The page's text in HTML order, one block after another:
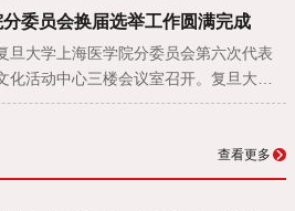
朋友的健康保驾护航。随后，复旦上
本次讲座的主讲嘉宾——复旦大学附属
妍。讲座期间，沈子妍医生依托深厚的
围绕老年肾脏病的常见病因、早期症
学的护肾理念与实用的健康管理方法。
侨界人士与老年居民参与。复旦上医侨
院党委统战部副部长曹育玲等受邀出
委员会换届选举工作圆满完成
旦大学上海医学院分委员会第六次代表
活动中心三楼会议室召开。复旦大学
，全国政协委员、民盟市委副主委吴蓓
上海医学院副院长朱同玉，民盟市委组
，复旦大学上海医学院党委统战部部长
查看更多